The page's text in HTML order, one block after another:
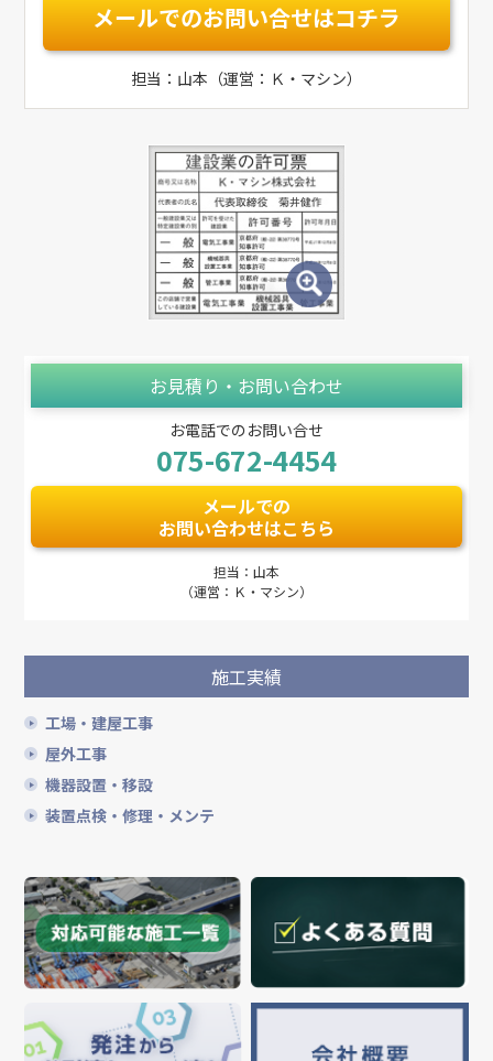
メールでのお問い合せはコチラ
担当：山本（運営：Ｋ・マシン）
お見積り・お問い合わせ
お電話でのお問い合せ
075-672-4454
メールでの
お問い合わせはこちら
担当：山本
（運営：Ｋ・マシン）
施工実績
工場・建屋工事
屋外工事
機器設置・移設
装置点検・修理・メンテ